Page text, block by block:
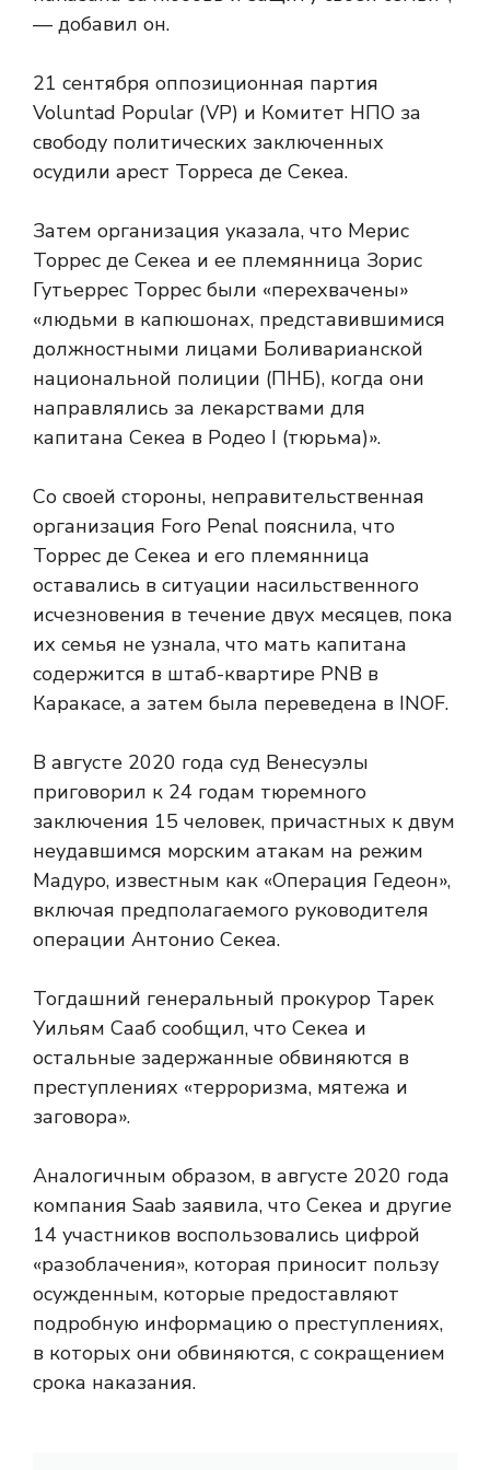
— добавил он.
21 сентября оппозиционная партия
Voluntad Popular (VP) и Комитет НПО за
свободу политических заключенных
осудили арест Торреса де Секеа.
Затем организация указала, что Мерис
Торрес де Секеа и ее племянница Зорис
Гутьеррес Торрес были «перехвачены»
«людьми в капюшонах, представившимися
должностными лицами Боливарианской
национальной полиции (ПНБ), когда они
направлялись за лекарствами для
капитана Секеа в Родео I (тюрьма)».
Со своей стороны, неправительственная
организация Foro Penal пояснила, что
Торрес де Секеа и его племянница
оставались в ситуации насильственного
исчезновения в течение двух месяцев, пока
их семья не узнала, что мать капитана
содержится в штаб-квартире PNB в
Каракасе, а затем была переведена в INOF.
В августе 2020 года суд Венесуэлы
приговорил к 24 годам тюремного
заключения 15 человек, причастных к двум
неудавшимся морским атакам на режим
Мадуро, известным как «Операция Гедеон»,
включая предполагаемого руководителя
операции Антонио Секеа.
Тогдашний генеральный прокурор Тарек
Уильям Сааб сообщил, что Секеа и
остальные задержанные обвиняются в
преступлениях «терроризма, мятежа и
заговора».
Аналогичным образом, в августе 2020 года
компания Saab заявила, что Секеа и другие
14 участников воспользовались цифрой
«разоблачения», которая приносит пользу
осужденным, которые предоставляют
подробную информацию о преступлениях,
в которых они обвиняются, с сокращением
срока наказания.